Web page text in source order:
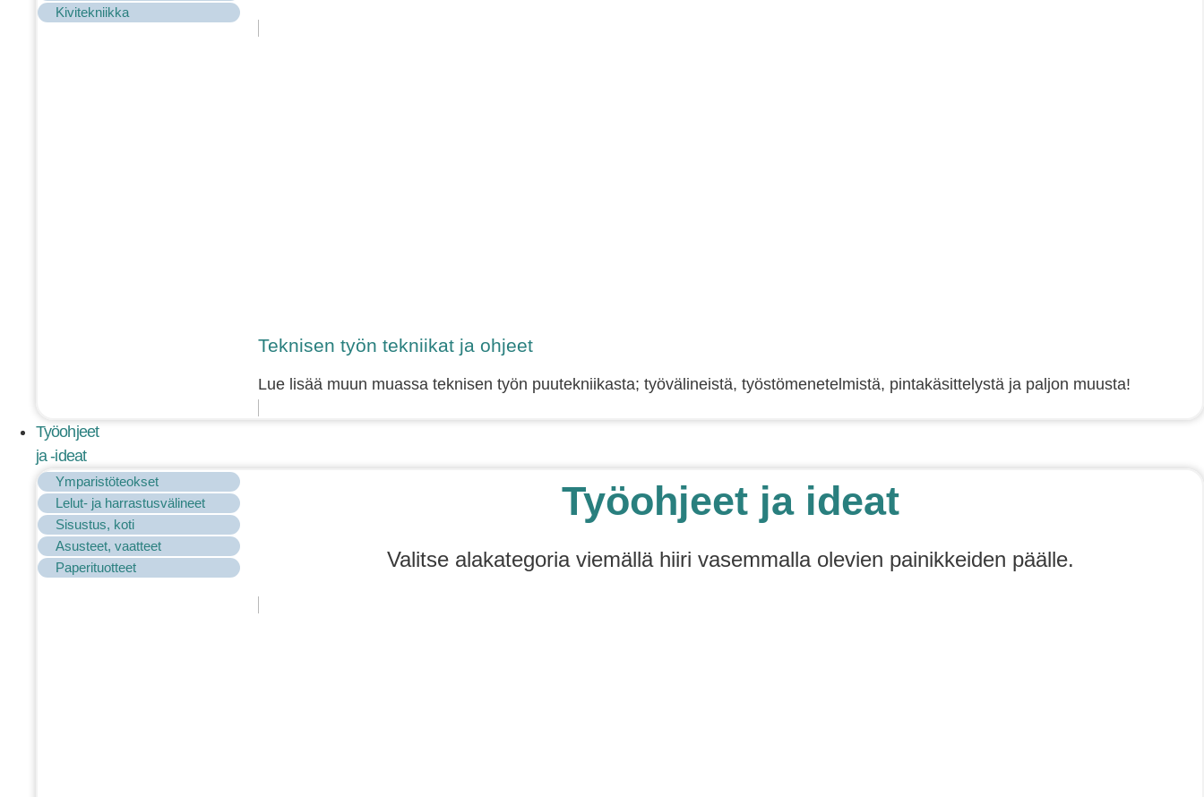
Kivitekniikka
Teknisen työn tekniikat ja ohjeet
Lue lisää muun muassa teknisen työn puutekniikasta; työvälineistä, työstömenetelmistä, pintakäsittelystä ja paljon muusta!
Työohjeet
ja -ideat
Ymparistöteokset
Lelut- ja harrastusvälineet
Sisustus, koti
Asusteet, vaatteet
Paperituotteet
Työohjeet ja ideat
Valitse alakategoria viemällä hiiri vasemmalla olevien painikkeiden päälle.